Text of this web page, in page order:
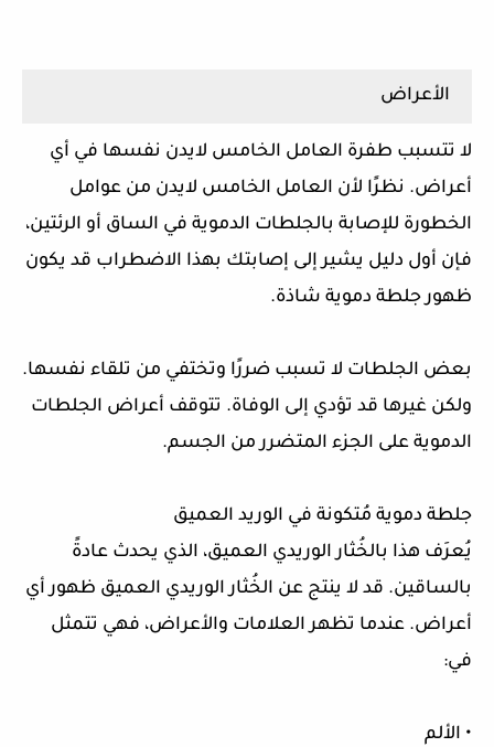
الأعراض
لا تتسبب طفرة العامل الخامس لايدن نفسها في أي
أعراض. نظرًا لأن العامل الخامس لايدن من عوامل
الخطورة للإصابة بالجلطات الدموية في الساق أو الرئتين،
فإن أول دليل يشير إلى إصابتك بهذا الاضطراب قد يكون
ظهور جلطة دموية شاذة.
بعض الجلطات لا تسبب ضررًا وتختفي من تلقاء نفسها.
ولكن غيرها قد تؤدي إلى الوفاة. تتوقف أعراض الجلطات
الدموية على الجزء المتضرر من الجسم.
جلطة دموية مُتكونة في الوريد العميق
يُعرَف هذا بالخُثار الوريدي العميق، الذي يحدث عادةً
بالساقين. قد لا ينتج عن الخُثار الوريدي العميق ظهور أي
أعراض. عندما تظهر العلامات والأعراض، فهي تتمثل
في:
• الألم